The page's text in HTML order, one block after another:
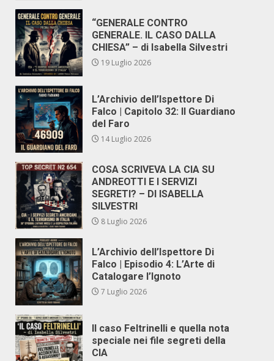
“GENERALE CONTRO
GENERALE. IL CASO DALLA
CHIESA” – di Isabella Silvestri
19 Luglio 2026
L’Archivio dell’Ispettore Di
Falco | Capitolo 32: Il Guardiano
del Faro
14 Luglio 2026
COSA SCRIVEVA LA CIA SU
ANDREOTTI E I SERVIZI
SEGRETI? – DI ISABELLA
SILVESTRI
8 Luglio 2026
L’Archivio dell’Ispettore Di
Falco | Episodio 4: L’Arte di
Catalogare l’Ignoto
7 Luglio 2026
Il caso Feltrinelli e quella nota
speciale nei file segreti della
CIA